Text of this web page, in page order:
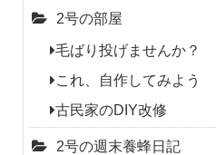
2号の部屋
毛ばり投げませんか？
これ、自作してみよう
古民家のDIY改修
2号の週末養蜂日記